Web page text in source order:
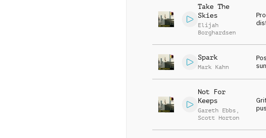
Take The
Skies
Elijah
Borghardsen
Spark
Mark Kahn
Not For
Keeps
Gareth Ebbs ,
Scott Horton